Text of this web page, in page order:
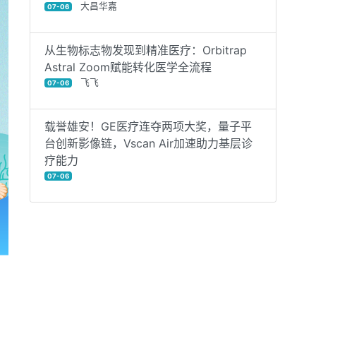
07-06 大昌华嘉
从生物标志物发现到精准医疗：Orbitrap
Astral Zoom赋能转化医学全流程
07-06 飞飞
载誉雄安！GE医疗连夺两项大奖，量子平
台创新影像链，Vscan Air加速助力基层诊
疗能力
07-06